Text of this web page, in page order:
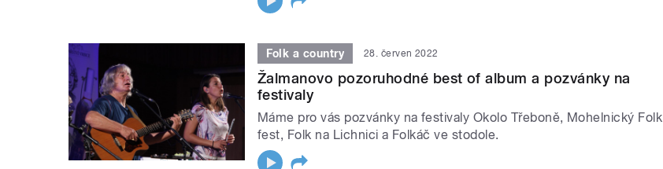
Folk a country 28. červen 2022
Žalmanovo pozoruhodné best of album a pozvánky na
festivaly
Máme pro vás pozvánky na festivaly Okolo Třeboně, Mohelnický Folk
fest, Folk na Lichnici a Folkáč ve stodole.